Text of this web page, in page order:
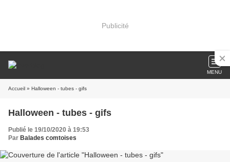
Publicité
MENU
Accueil » Halloween - tubes - gifs
Halloween - tubes - gifs
Publié le 19/10/2020 à 19:53
Par Balades comtoises